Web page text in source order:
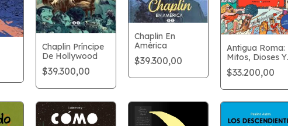
Chaplin Príncipe
De Hollywood
$39.300,00
Chaplin En
América
$39.300,00
Antigua Roma:
Mitos, Dioses Y
Gladiadores
$33.200,00